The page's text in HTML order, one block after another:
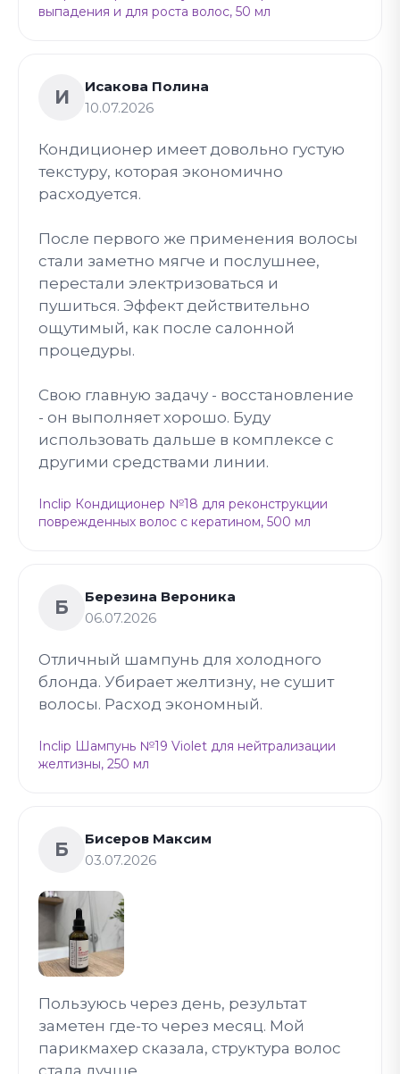
выпадения и для роста волос, 50 мл
И
Исакова Полина
10.07.2026
Кондиционер имеет довольно густую
текстуру, которая экономично
расходуется.
После первого же применения волосы
стали заметно мягче и послушнее,
перестали электризоваться и
пушиться. Эффект действительно
ощутимый, как после салонной
процедуры.
Свою главную задачу - восстановление
- он выполняет хорошо. Буду
использовать дальше в комплексе с
другими средствами линии.
Inclip Кондиционер №18 для реконструкции
поврежденных волос с кератином, 500 мл
Б
Березина Вероника
06.07.2026
Отличный шампунь для холодного
блонда. Убирает желтизну, не сушит
волосы. Расход экономный.
Inclip Шампунь №19 Violet для нейтрализации
желтизны, 250 мл
Б
Бисеров Максим
03.07.2026
Пользуюсь через день, результат
заметен где-то через месяц. Мой
парикмахер сказала, структура волос
стала лучше.